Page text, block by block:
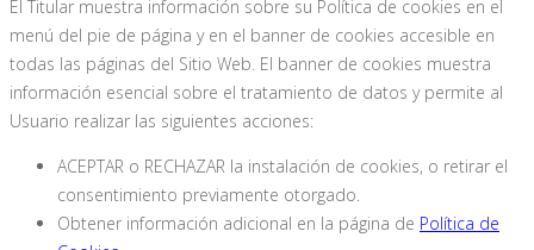
El Titular muestra información sobre su Política de cookies en el
menú del pie de página y en el banner de cookies accesible en
todas las páginas del Sitio Web. El banner de cookies muestra
información esencial sobre el tratamiento de datos y permite al
Usuario realizar las siguientes acciones:
ACEPTAR o RECHAZAR la instalación de cookies, o retirar el
consentimiento previamente otorgado.
Obtener información adicional en la página de Política de